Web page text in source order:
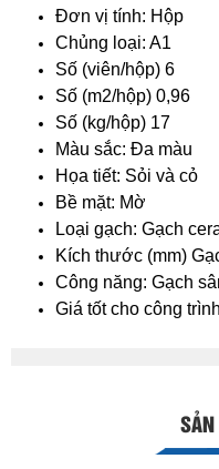
Đơn vị tính: Hộp
Chủng loại: A1
Số (viên/hộp) 6
Số (m2/hộp) 0,96
Số (kg/hộp) 17
Màu sắc: Đa màu
Họa tiết: Sỏi và cỏ
Bề mặt: Mờ
Loại gạch: Gạch
Kích thước (mm)
Công năng: Gạch
Giá tốt cho công